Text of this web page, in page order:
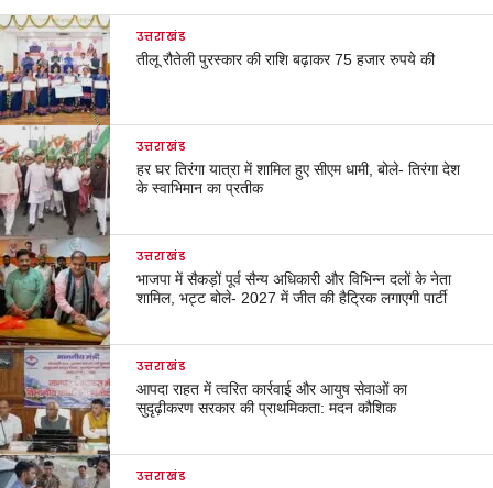
उत्तराखंड
तीलू रौतेली पुरस्कार की राशि बढ़ाकर 75 हजार रुपये की
उत्तराखंड
हर घर तिरंगा यात्रा में शामिल हुए सीएम धामी, बोले- तिरंगा देश
के स्वाभिमान का प्रतीक
उत्तराखंड
भाजपा में सैकड़ों पूर्व सैन्य अधिकारी और विभिन्न दलों के नेता
शामिल, भट्ट बोले- 2027 में जीत की हैट्रिक लगाएगी पार्टी
उत्तराखंड
आपदा राहत में त्वरित कार्रवाई और आयुष सेवाओं का
सुदृढ़ीकरण सरकार की प्राथमिकता: मदन कौशिक
उत्तराखंड